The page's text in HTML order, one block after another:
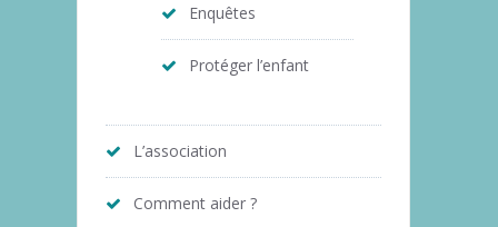
Enquêtes
Protéger l’enfant
L’association
Comment aider ?